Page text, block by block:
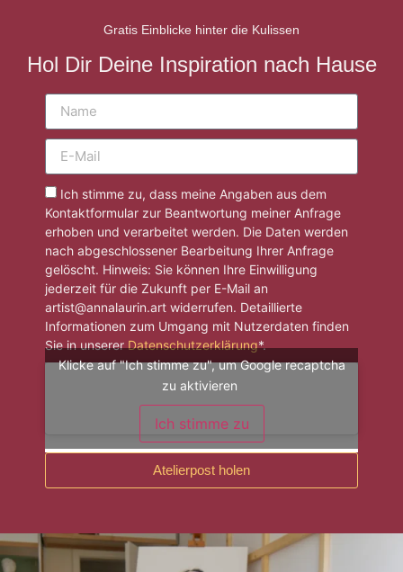
Gratis Einblicke hinter die Kulissen
Hol Dir Deine Inspiration nach Hause
Ich stimme zu, dass meine Angaben aus dem
Kontaktformular zur Beantwortung meiner Anfrage
erhoben und verarbeitet werden. Die Daten werden
nach abgeschlossener Bearbeitung Ihrer Anfrage
gelöscht. Hinweis: Sie können Ihre Einwilligung
jederzeit für die Zukunft per E-Mail an
artist@annalaurin.art widerrufen. Detaillierte
Informationen zum Umgang mit Nutzerdaten finden
Sie in unsererDatenschutzerklärung*.
Klicke auf "Ich stimme zu", um Google recaptcha
zu aktivieren
Ich stimme zu
Atelierpost holen